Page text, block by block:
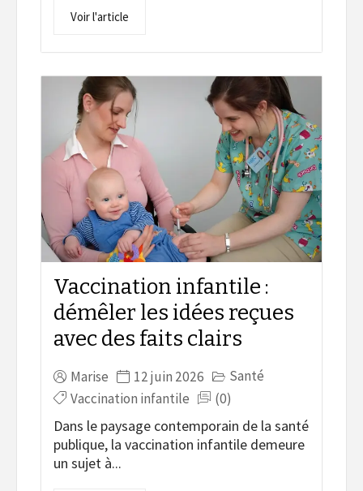
Voir l'article
Vaccination infantile :
démêler les idées reçues
avec des faits clairs
Marise 12 juin 2026
Santé
Vaccination infantile
(0)
Dans le paysage contemporain de la santé
publique, la vaccination infantile demeure
un sujet à...